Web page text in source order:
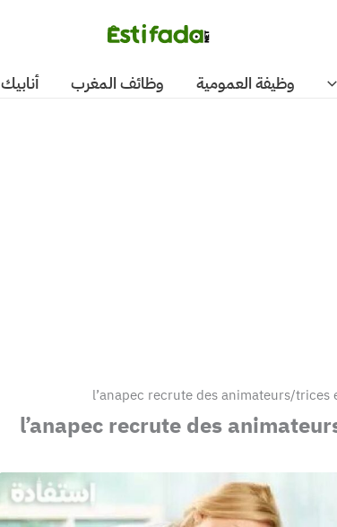
وظيفة العمومية وظائف المغرب أنابيك
l’anapec recrute des animateurs/
l’anapec recrute des